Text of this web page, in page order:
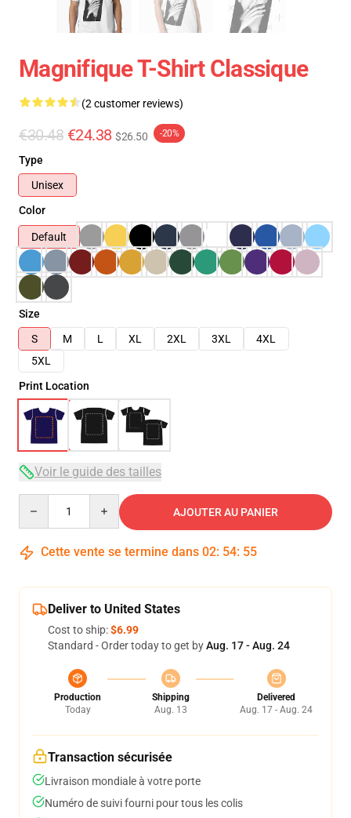
Magnifique T-Shirt Classique
(2 customer reviews)
€30.48 €24.38 $26.50 -20%
Type
Unisex
Color
Default
Size
S
M L XL 2XL 3XL
4XL
5XL
Print Location
Voir le guide des tailles
AJOUTER AU PANIER
Cette vente se termine dans 02: 54: 54
Deliver to United States
Cost to ship:$6.99
Standard - Order today to get byAug. 17 - Aug. 24
Production
Today
Shipping
Aug. 13
Delivered
Aug. 17 - Aug. 24
Transaction sécurisée
Livraison mondiale à votre porte
Numéro de suivi fourni pour tous les colis